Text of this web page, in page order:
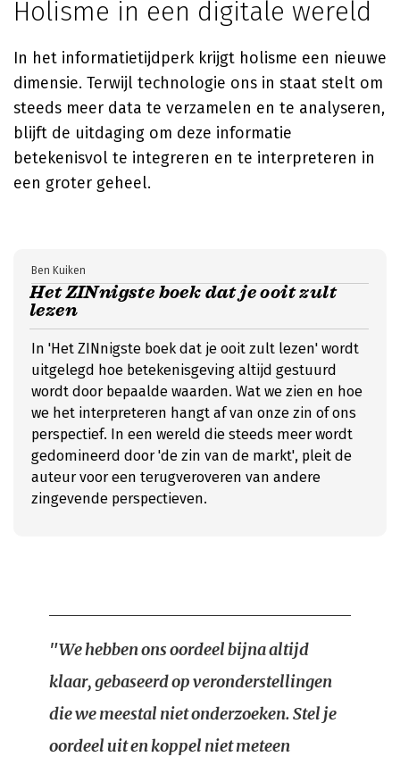
Holisme in een digitale wereld
In het informatietijdperk krijgt holisme een nieuwe
dimensie. Terwijl technologie ons in staat stelt om
steeds meer data te verzamelen en te analyseren,
blijft de uitdaging om deze informatie
betekenisvol te integreren en te interpreteren in
een groter geheel.
Het ZINnigste boek dat je ooit zult
lezen
Ben Kuiken
In 'Het ZINnigste boek dat je ooit zult lezen' wordt
uitgelegd hoe betekenisgeving altijd gestuurd
wordt door bepaalde waarden. Wat we zien en hoe
we het interpreteren hangt af van onze zin of ons
perspectief. In een wereld die steeds meer wordt
gedomineerd door 'de zin van de markt', pleit de
auteur voor een terugveroveren van andere
zingevende perspectieven.
"We hebben ons oordeel bijna altijd
klaar, gebaseerd op veronderstellingen
die we meestal niet onderzoeken. Stel je
oordeel uit en koppel niet meteen